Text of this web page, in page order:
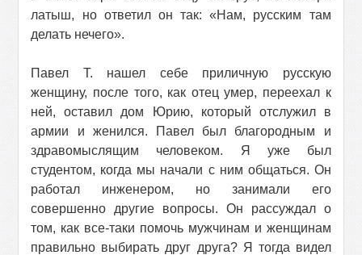
латыш, но ответил он так: «Нам, русским там
делать нечего».
Павел Т. нашел себе приличную русскую
женщину, после того, как отец умер, переехал к
ней, оставил дом Юрию, который отслужил в
армии и женился. Павел был благородным и
здравомыслящим человеком. Я уже был
студентом, когда мы начали с ним общаться. Он
работал инженером, но занимали его
совершенно другие вопросы. Он рассуждал о
том, как все-таки помочь мужчинам и женщинам
правильно выбирать друг друга? Я тогда видел